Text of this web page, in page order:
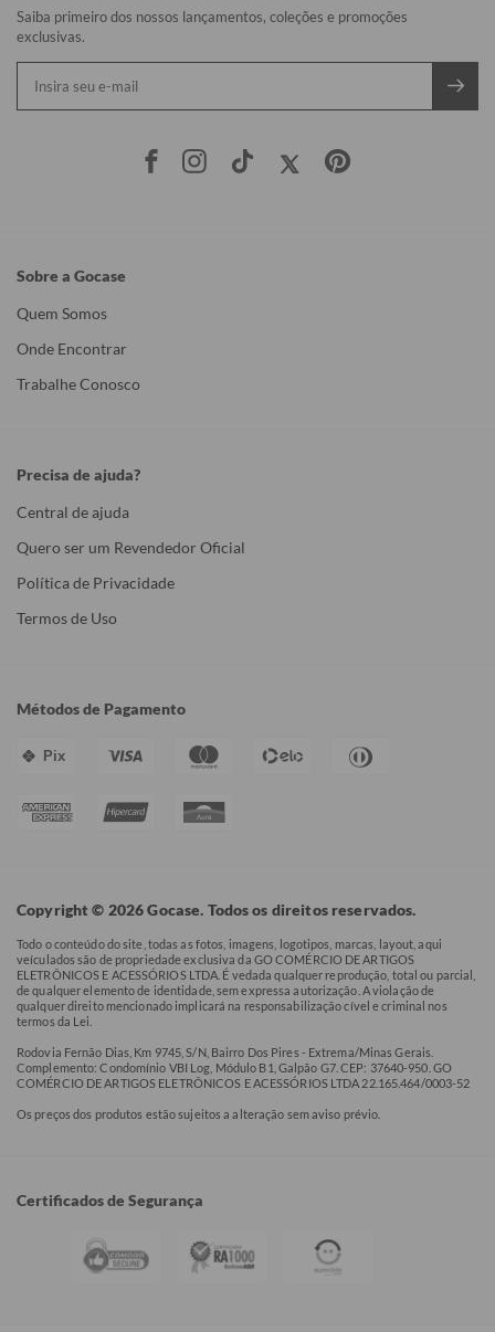
Saiba primeiro dos nossos lançamentos, coleções e promoções
exclusivas.
Sobre a Gocase
Quem Somos
Onde Encontrar
Trabalhe Conosco
Precisa de ajuda?
Central de ajuda
Quero ser um Revendedor Oficial
Política de Privacidade
Termos de Uso
Métodos de Pagamento
Pix
Copyright © 2026 Gocase. Todos os direitos reservados.
Todo o conteúdo do site, todas as fotos, imagens, logotipos, marcas, layout, aqui
veículados são de propriedade exclusiva da GO COMÉRCIO DE ARTIGOS
ELETRÔNICOS E ACESSÓRIOS LTDA. É vedada qualquer reprodução, total ou parcial,
de qualquer elemento de identidade, sem expressa autorização. A violação de
qualquer direito mencionado implicará na responsabilização cível e criminal nos
termos da Lei.
Rodovia Fernão Dias, Km 9745, S/N, Bairro Dos Pires - Extrema/Minas Gerais.
Complemento: Condomínio VBI Log, Módulo B1, Galpão G7. CEP: 37640-950. GO
COMÉRCIO DE ARTIGOS ELETRÔNICOS E ACESSÓRIOS LTDA 22.165.464/0003-52
Os preços dos produtos estão sujeitos a alteração sem aviso prévio.
Certificados de Segurança